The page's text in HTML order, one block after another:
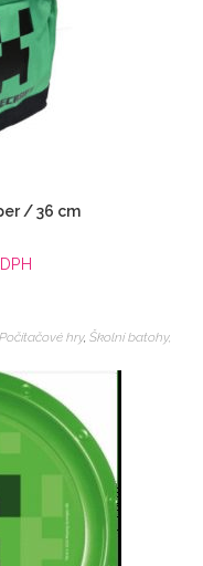
/ 36 cm
Počítačové hry, Školní batohy,